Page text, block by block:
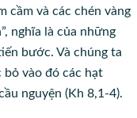
cầm và các chén vàng
nghĩa là của những
bước. Và chúng ta
vào đó các hạt
nguyện (Kh 8,1-4).